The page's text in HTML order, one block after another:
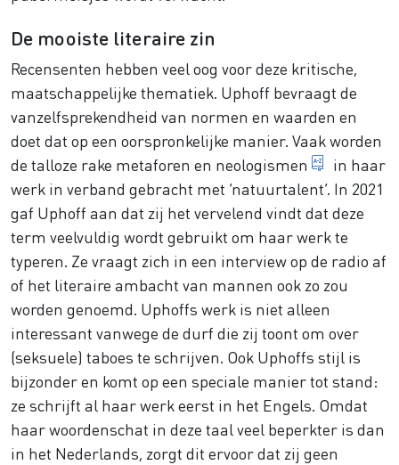
De mooiste literaire zin
Recensenten hebben veel oog voor deze kritische,
maatschappelijke thematiek. Uphoff bevraagt de
vanzelfsprekendheid van normen en waarden en
doet dat op een oorspronkelijke manier. Vaak worden
de talloze rake metaforen en neologismen nieuwe
in haar
werk in verband gebracht met ‘natuurtalent’. In 2021
gaf Uphoff aan dat zij het vervelend vindt dat deze
term veelvuldig wordt gebruikt om haar werk te
typeren. Ze vraagt zich in een interview op de radio af
of het literaire ambacht van mannen ook zo zou
worden genoemd. Uphoffs werk is niet alleen
interessant vanwege de durf die zij toont om over
(seksuele) taboes te schrijven. Ook Uphoffs stijl is
bijzonder en komt op een speciale manier tot stand:
ze schrijft al haar werk eerst in het Engels. Omdat
haar woordenschat in deze taal veel beperkter is dan
in het Nederlands, zorgt dit ervoor dat zij geen